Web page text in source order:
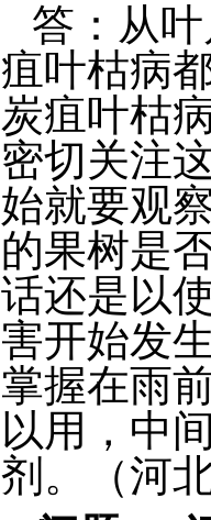
答：从
疽叶枯病
炭疽叶枯
密切关注
始就要观
的果树是
话还是以
害开始发
掌握在雨
以用，中
剂。（河